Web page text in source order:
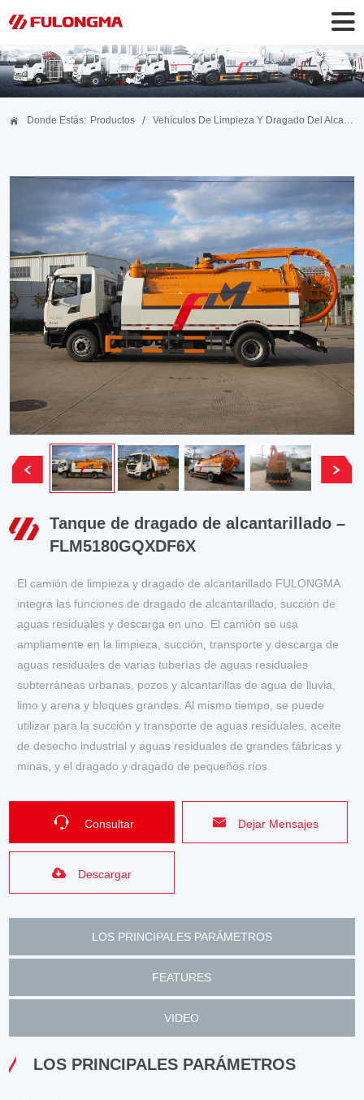
Donde Estás: Productos /
Tanque de dragado de alcantarillado –
FLM5180GQXDF6X
El camión de limpieza y dragado de alcantarillado FULONGMA
integra las funciones de dragado de alcantarillado, succión de
aguas residuales y descarga en uno. El camión se usa
ampliamente en la limpieza, succión, transporte y descarga de
aguas residuales de varias tuberías de aguas residuales
subterráneas urbanas, pozos y alcantarillas de agua de lluvia,
limo y arena y bloques grandes. Al mismo tiempo, se puede
utilizar para la succión y transporte de aguas residuales, aceite
de desecho industrial y aguas residuales de grandes fábricas y
minas, y el dragado y dragado de pequeños ríos.
Consultar Dejar Mensajes
Descargar
LOS PRINCIPALES PARÁMETROS
FEATURES
VIDEO
LOS PRINCIPALES PARÁMETROS